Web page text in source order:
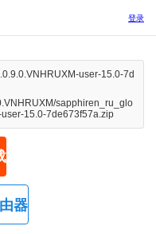
登录
user-15.0-7d
sapphiren_ru_glo
15.0-7de673f57a.zip
器